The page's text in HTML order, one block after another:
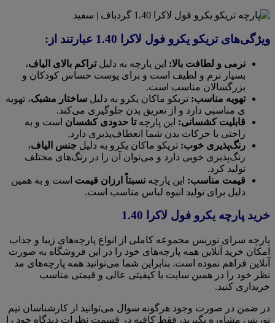
ویژگی‌های تریکو یکرو فول لاکرا 1.40 عبارتند از:
نرمی و لطافت بالا: این پارچه به دلیلتراکم بالای الیاف،
بسیار نرم و لطیف است و برای پوست حساس کودکان و
بزرگسالان مناسب است.
تهویه مناسب: تریکو ماکان یکرو به دلیل ساختار مشبک، تهویه
ی مناسبی دارد و از تعریق بدن جلوگیری می‌کند.
قابلیت کشسانی: این پارچهتا حدودی کشسان است و به
راحتی با حرکات بدن شما انعطاف‌پذیری دارد.
رنگ‌پذیری خوب: تریکو ماکان یکرو به دلیل جنس الیاف،
رنگ‌پذیری خوبی دارد و می‌توان آن را در رنگ‌های مختلف
تولید کرد.
قیمت مناسب: این پارچه نسبتاً ارزان قیمت است و به همین
دلیل برای تولید انبوه لباس مناسب است.
خرید پارچه یکرو فول لاکرا 1.40
پارچه سرای نوریس مجموعه کاملی از انواع پارچه‌های زیبا و جذاب
امکان خرید آنلاین همه پارچه‌های خود را در این فروشگاه به صورت
آنلاین فراهم نموده است. بنابراین شما می‌توانید همه پارچه‌های مد
نظر خود را در همین سایت با کیفیتی عالی و قیمتی مناسب
خریداری کنید.
در ضمن در صورت وجود هرگونه سوال می‌توانید از کارشناسان تیم
نوریس مشاوره بگیرید، فقط کافیه در قسمت نظرات دیدگاه خود را